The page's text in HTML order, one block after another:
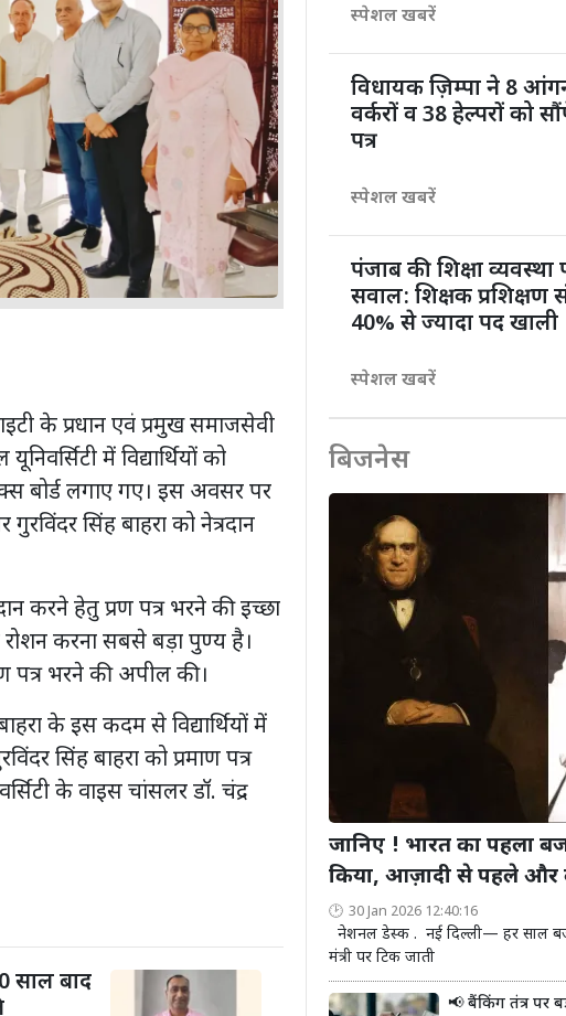
के प्रधान एवं प्रमुख समाजसेवी
में विद्यार्थियों को
बोर्ड लगाए गए। इस अवसर पर
गुरविंदर सिंह बाहरा को नेत्रदान
करने हेतु प्रण पत्र भरने की इच्छा
करना सबसे बड़ा पुण्य है।
पत्र भरने की अपील की।
के इस कदम से विद्यार्थियों में
सिंह बाहरा को प्रमाण पत्र
के वाइस चांसलर डॉ. चंद्र
साल बाद
स्पेशल खबरें
विधायक ज़िम्पा ने 8
वर्करों व 38 हेल्परों को
पत्र
स्पेशल खबरें
पंजाब की शिक्षा व्यवस्था
सवाल: शिक्षक प्रशिक्षण
40% से ज्यादा पद खाली
स्पेशल खबरें
बिजनेस
जानिए ! भारत का पहला
किया, आज़ादी से पहले और
30 Jan 2026 12:40:16
नेशनल डेस्क . नई दिल्ली— हर साल
मंत्री पर टिक जाती
📢 बैंकिंग तंत्र पर